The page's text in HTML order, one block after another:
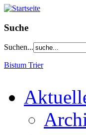
Suche
Suchen...
Bistum Trier